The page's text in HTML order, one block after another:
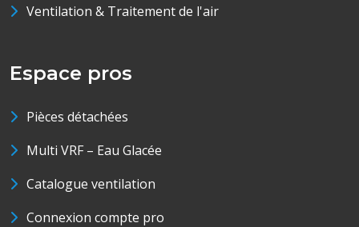
Ventilation & Traitement de l'air
Espace pros
Pièces détachées
Multi VRF – Eau Glacée
Catalogue ventilation
Connexion compte pro